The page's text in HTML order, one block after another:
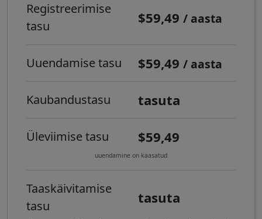
Registreerimise
tasu
$59,49 / aasta
Uuendamise tasu $59,49 / aasta
Kaubandustasu tasuta
Üleviimise tasu $59,49
uuendamine on kaasatud
Taaskäivitamise
tasu
tasuta